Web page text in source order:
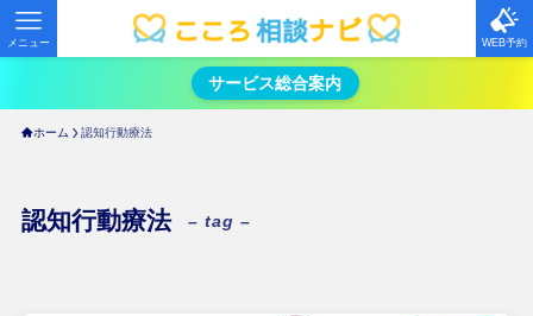
WEB予約
メニュー
サービス総合案内
ホーム 認知行動療法
認知行動療法 – tag –